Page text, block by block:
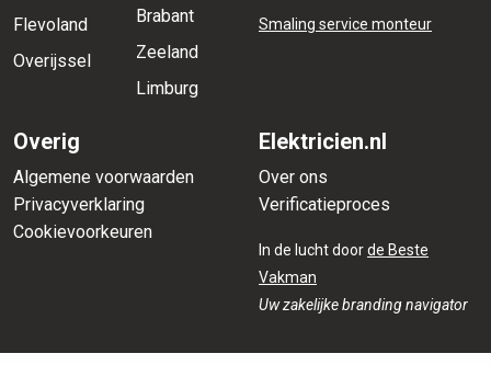
Flevoland
Overijssel
Brabant
Zeeland
Limburg
Smaling service monteur
Overig
Algemene voorwaarden
Privacyverklaring
Cookievoorkeuren
Elektricien.nl
Over ons
Verificatieproces
In de lucht doorde Beste
Vakman
Uw zakelijke branding navigator